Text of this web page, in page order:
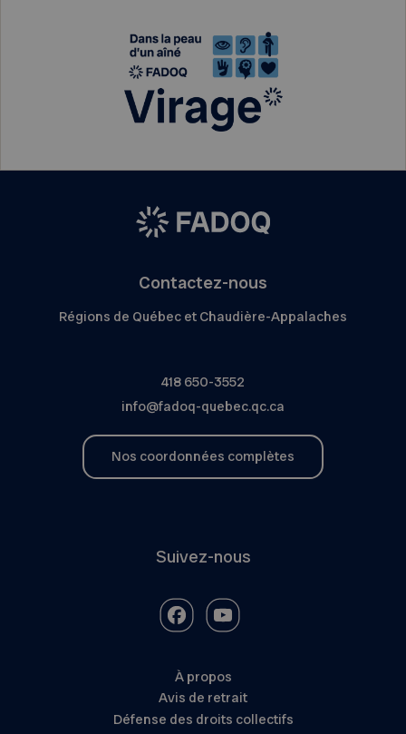
Contactez-nous
Régions de Québec et Chaudière-Appalaches
418 650-3552
info@fadoq-quebec.qc.ca
Nos coordonnées complètes
Suivez-nous
À propos
Avis de retrait
Défense des droits collectifs